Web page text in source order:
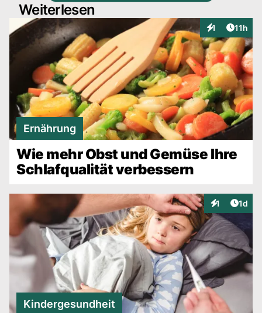
Weiterlesen
1
Interaktionen
11h
Ernährung
Wie mehr Obst und Gemüse Ihre
Schlafqualität verbessern
1
Interaktionen
1d
Kindergesundheit